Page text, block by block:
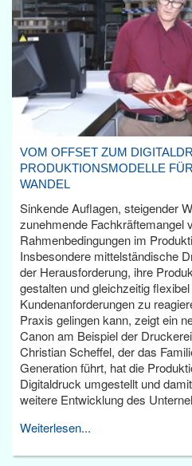
VOM OFFSET ZUM
PRODUKTIONSMODELLE
WANDEL
Sinkende Auflagen, steigender
zunehmende Fachkräftemangel
Rahmenbedingungen im
Insbesondere mittelständische
der Herausforderung, ihre
gestalten und gleichzeitig
Kundenanforderungen zu
Praxis gelingen kann, zeigt ein
Canon am Beispiel der
Christian Scheffel, der das
Generation führt, hat die
Digitaldruck umgestellt und
weitere Entwicklung des
Weiterlesen...